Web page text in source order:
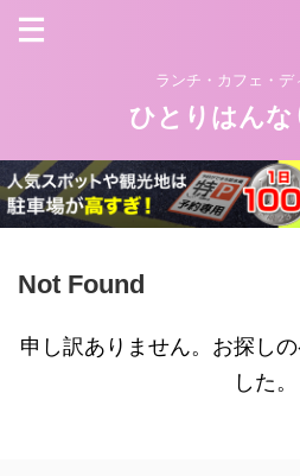
ランチ・カフェ・デ
ひとりはんな
Not Found
申し訳ありません。お探し
した。